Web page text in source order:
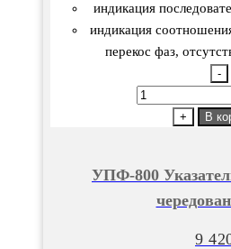
индикация
индикация
перекос фаз,
-
Количество
правильности
чередования
+ В
УПФ-800
9